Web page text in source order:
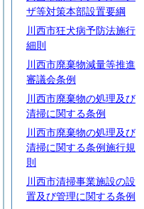
ザ等対策本部設置要綱
川西市狂犬病予防法施行
細則
川西市廃棄物減量等推進
審議会条例
川西市廃棄物の処理及び
清掃に関する条例
川西市廃棄物の処理及び
清掃に関する条例施行規
則
川西市清掃事業施設の設
置及び管理に関する条例